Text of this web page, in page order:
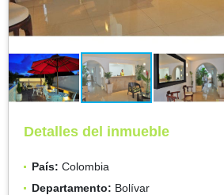
Detalles del inmueble
País: Colombia
Departamento: Bolívar